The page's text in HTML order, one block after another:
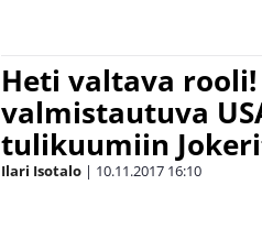
Heti valtava
valmistautuva
tulikuumiin
Ilari Isotalo | 10.11.2017 16:10